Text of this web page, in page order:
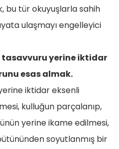
bu tür okuyuşlarla sahih
ulaşmayı engelleyici
tasavvuru yerine iktidar
esas almak.
iktidar eksenli
kulluğun parçalanıp,
yerine ikame edilmesi,
soyutlanmış bir